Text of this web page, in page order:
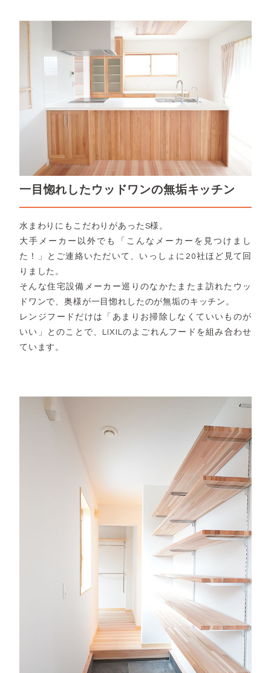
一目惚れしたウッドワンの無垢キッチン
水まわりにもこだわりがあったS様。
大手メーカー以外でも「こんなメーカーを見つけまし
た！」とご連絡いただいて、いっしょに20社ほど見て回
りました。
そんな住宅設備メーカー巡りのなかたまたま訪れたウッ
ドワンで、奥様が一目惚れしたのが無垢のキッチン。
レンジフードだけは「あまりお掃除しなくていいものが
いい」とのことで、LIXILのよごれんフードを組み合わせ
ています。